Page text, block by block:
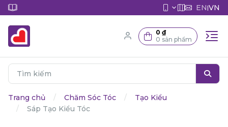
EN|VN
0 ₫
0 sản phẩm
Trang chủ Chăm Sóc Tóc
Tạo Kiểu
Sáp Tạo Kiểu Tóc